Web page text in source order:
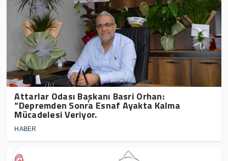
Attarlar Odası Başkanı Basri Orhan:
“Depremden Sonra Esnaf Ayakta Kalma
Mücadelesi Veriyor.
HABER